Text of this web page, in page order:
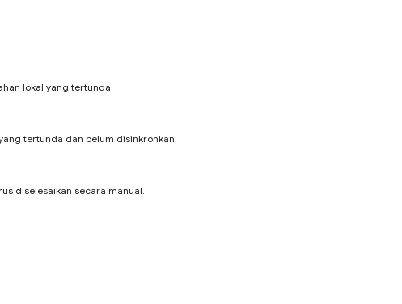
lokal yang tertunda.
tertunda dan belum disinkronkan.
diselesaikan secara manual.